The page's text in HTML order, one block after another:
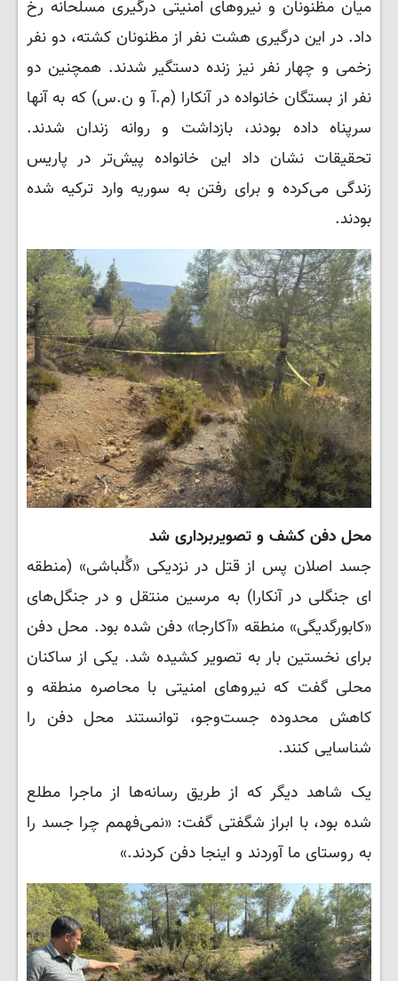
میان مظنونان و نیروهای امنیتی درگیری مسلحانه رخ
داد. در این درگیری هشت نفر از مظنونان کشته، دو نفر
زخمی و چهار نفر نیز زنده دستگیر شدند. همچنین دو
نفر از بستگان خانواده در آنکارا (م.آ و ن.س) که به آنها
سرپناه داده بودند، بازداشت و روانه زندان شدند.
تحقیقات نشان داد این خانواده پیش‌تر در پاریس
زندگی می‌کرده و برای رفتن به سوریه وارد ترکیه شده
بودند.
محل دفن کشف و تصویربرداری شد
جسد اصلان پس از قتل در نزدیکی «گُلباشی» (منطقه
ای جنگلی در آنکارا) به مرسین منتقل و در جنگل‌های
«کابورگدیگی» منطقه «آکارجا» دفن شده بود. محل دفن
برای نخستین بار به تصویر کشیده شد. یکی از ساکنان
محلی گفت که نیروهای امنیتی با محاصره منطقه و
کاهش محدوده جست‌وجو، توانستند محل دفن را
شناسایی کنند.
یک شاهد دیگر که از طریق رسانه‌ها از ماجرا مطلع
شده بود، با ابراز شگفتی گفت: «نمی‌فهمم چرا جسد را
به روستای ما آوردند و اینجا دفن کردند.»